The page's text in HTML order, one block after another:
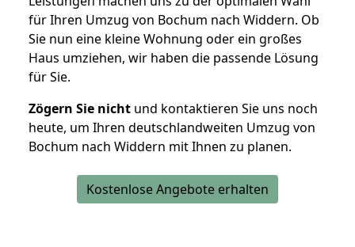
für Ihren Umzug von Bochum nach Widdern. Ob
Sie nun eine kleine Wohnung oder ein großes
Haus umziehen, wir haben die passende Lösung
für Sie.
Zögern Sie nicht und kontaktieren Sie uns noch
heute, um Ihren deutschlandweiten Umzug von
Bochum nach Widdern mit Ihnen zu planen.
Kostenlose Angebote erhalten